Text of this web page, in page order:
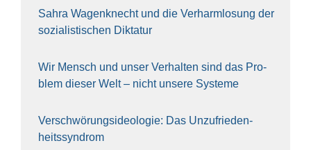
Sahra Wagen­knecht und die Ver­harm­lo­sung der
sozia­lis­ti­schen Dik­ta­tur
Wir Mensch und unser Ver­hal­ten sind das Pro­
blem die­ser Welt – nicht unse­re Sys‍te‍me
Ver­schwö­rungs­ideo­lo­gie: Das Unzufrieden­
heitssyndrom